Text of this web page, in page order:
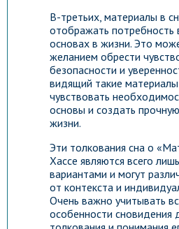
Гороскоп на каждый
Узнай что ждет
В-третьих, материалы в
отображать потребность
основах в жизни. Это
желанием обрести
безопасности и
видящий такие
чувствовать
основы и создать
жизни.
Эти толкования сна о
Хассе являются всего
вариантами и могут
от контекста и
Очень важно учитывать
особенности сновидения